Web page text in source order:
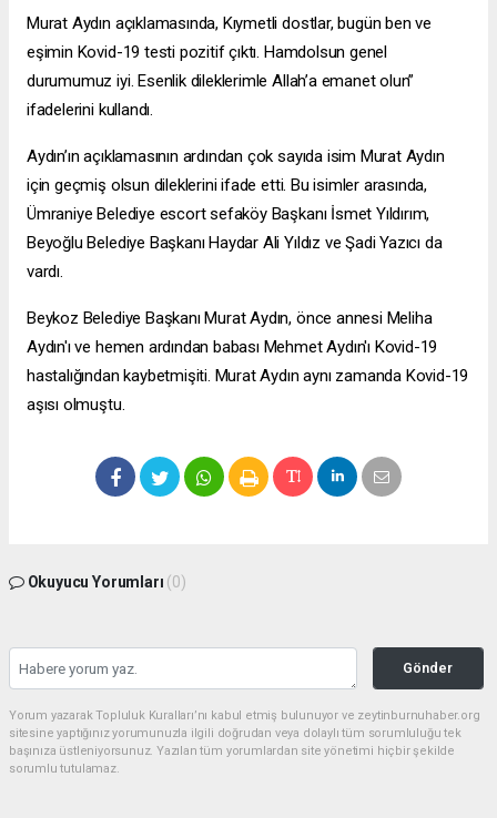
Murat Aydın açıklamasında, Kıymetli dostlar, bugün ben ve
eşimin Kovid-19 testi pozitif çıktı. Hamdolsun genel
durumumuz iyi. Esenlik dileklerimle Allah’a emanet olun”
ifadelerini kullandı.
Aydın’ın açıklamasının ardından çok sayıda isim Murat Aydın
için geçmiş olsun dileklerini ifade etti. Bu isimler arasında,
Ümraniye Belediye escort sefaköyBaşkanı İsmet Yıldırım,
Beyoğlu Belediye Başkanı Haydar Ali Yıldız ve Şadi Yazıcı da
vardı.
Beykoz Belediye Başkanı Murat Aydın, önce annesi Meliha
Aydın'ı ve hemen ardından babası Mehmet Aydın'ı Kovid-19
hastalığından kaybetmişiti. Murat Aydın aynı zamanda Kovid-19
aşısı olmuştu.
Okuyucu Yorumları (0)
Gönder
Yorum yazarak Topluluk Kuralları’nı kabul etmiş bulunuyor ve zeytinburnuhaber.org
sitesine yaptığınız yorumunuzla ilgili doğrudan veya dolaylı tüm sorumluluğu tek
başınıza üstleniyorsunuz. Yazılan tüm yorumlardan site yönetimi hiçbir şekilde
sorumlu tutulamaz.